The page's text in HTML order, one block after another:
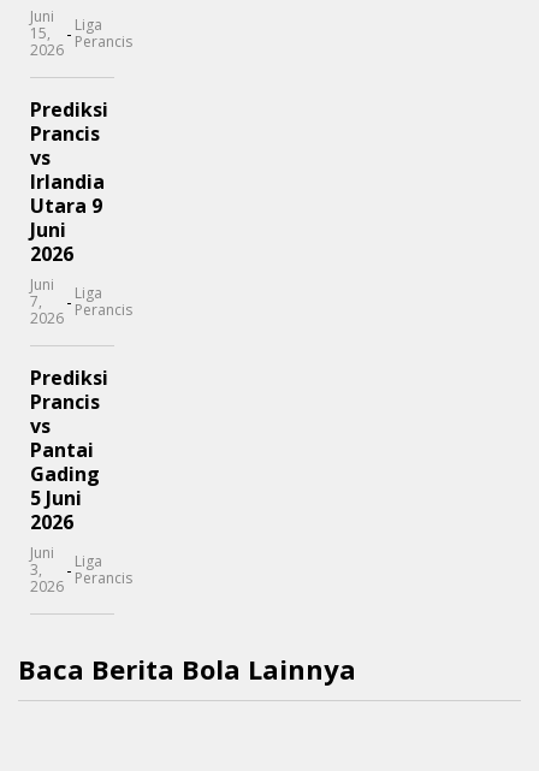
Juni
15,
2026
- Liga
Perancis
Prediksi
Prancis
vs
Irlandia
Utara 9
Juni
2026
Juni
7,
2026
- Liga
Perancis
Prediksi
Prancis
vs
Pantai
Gading
5 Juni
2026
Juni
3,
2026
- Liga
Perancis
Baca Berita Bola Lainnya